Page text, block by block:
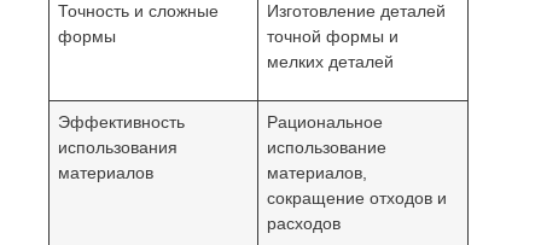
Точность и сложные
формы
Изготовление деталей
точной формы и
мелких деталей
Эффективность
использования
материалов
Рациональное
использование
материалов,
сокращение отходов и
расходов